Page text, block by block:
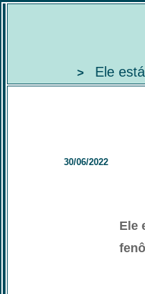
> Ele
30/06/2022
Ele